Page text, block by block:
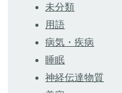
未分類
用語
病気・疾病
睡眠
神経伝達物質